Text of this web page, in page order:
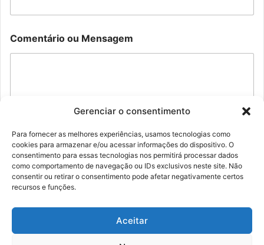
Gerenciar o consentimento
Para fornecer as melhores experiências, usamos tecnologias como
cookies para armazenar e/ou acessar informações do dispositivo. O
consentimento para essas tecnologias nos permitirá processar dados
como comportamento de navegação ou IDs exclusivos neste site. Não
consentir ou retirar o consentimento pode afetar negativamente certos
recursos e funções.
Aceitar
a
e
o
m
m
o
m
e
n
t
á
Comentário ou Mensagem
Enviar